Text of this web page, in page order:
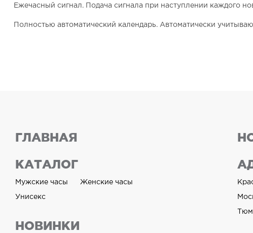
Ежечасный сигнал. Подача сигнала при наступлении каждого
Полностью автоматический календарь. Автоматически
ГЛАВНАЯ
КАТАЛОГ
Мужские часы Женские часы
Унисекс
НОВИНКИ